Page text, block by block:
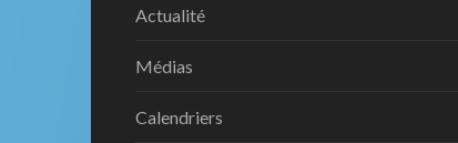
Actualité
Médias
Calendriers